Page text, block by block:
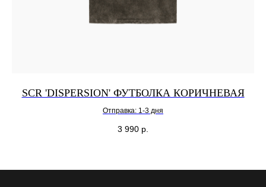
SCR 'DISPERSION' ФУТБОЛКА КОРИЧНЕВАЯ
Отправка: 1-3 дня
3 990 р.